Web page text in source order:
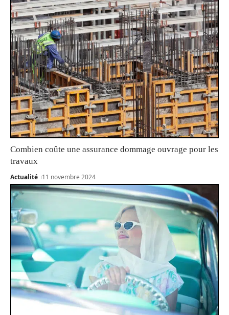
Combien coûte une assurance dommage ouvrage pour les
travaux
Actualité 11 novembre 2024